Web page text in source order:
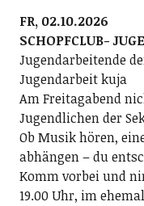
FR, 02.10.2026
SCHOPFCLUB-
Jugendarbeitende
Jugendarbeit kuja
Am Freitagabend
Jugendlichen der
Ob Musik hören,
abhängen – du
Komm vorbei und
19.00 Uhr, im